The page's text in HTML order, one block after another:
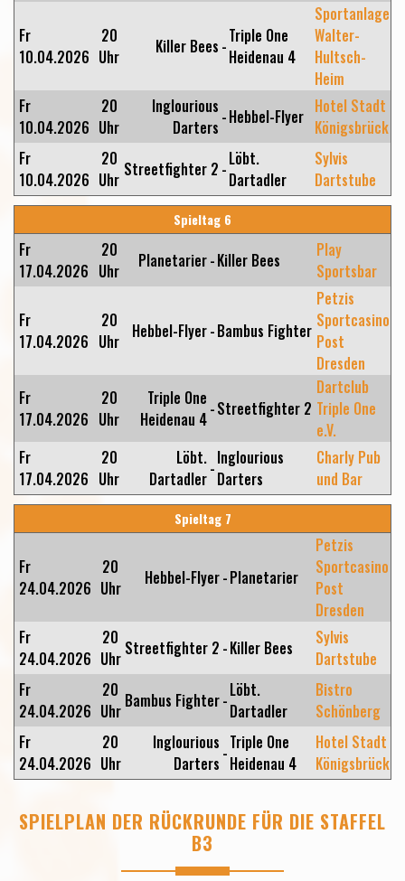
Fr
10.04.2026
20
Uhr
Killer Bees -Triple One
Heidenau 4
Sportanlage
Walter-
Hultsch-
Heim
Fr
10.04.2026
20
Uhr
Inglourious
Darters -Hebbel-Flyer Hotel Stadt
Königsbrück
Fr
10.04.2026
20
Uhr Streetfighter 2 -Löbt.
Dartadler
Sylvis
Dartstube
Spieltag 6
Fr
17.04.2026
20
Uhr
Planetarier-Killer Bees
Play
Sportsbar
Fr
17.04.2026
20
Uhr
Hebbel-Flyer-Bambus Fighter
Petzis
Sportcasino
Post
Dresden
Fr
17.04.2026
20
Uhr
Triple One
Heidenau 4-Streetfighter 2
Dartclub
Triple One
e.V.
Fr
17.04.2026
20
Uhr
Löbt.
Dartadler-Inglourious
Darters
Charly Pub
und Bar
Spieltag 7
Fr
24.04.2026
20
Uhr
Hebbel-Flyer-Planetarier
Petzis
Sportcasino
Post
Dresden
Fr
24.04.2026
20
Uhr Streetfighter 2 -Killer Bees
Sylvis
Dartstube
Fr
24.04.2026
20
Uhr Bambus Fighter-Löbt.
Dartadler
Bistro
Schönberg
Fr
24.04.2026
20
Uhr
Inglourious
Darters -Triple One
Heidenau 4
Hotel Stadt
Königsbrück
SPIELPLAN DER RÜCKRUNDE FÜR DIE STAFFEL
B3